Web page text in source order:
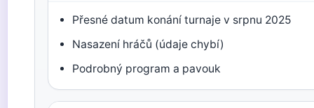
Přesné datum konání turnaje v srpnu 2025
Nasazení hráčů (údaje chybí)
Podrobný program a pavouk